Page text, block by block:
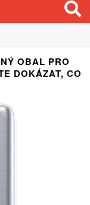
OBAL PRO
DOKÁZAT, CO